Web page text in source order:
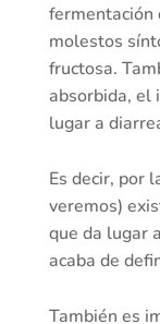
fermentación
molestos
fructosa.
absorbida, el
lugar a
Es decir, por
veremos)
que da lugar
acaba de
También es